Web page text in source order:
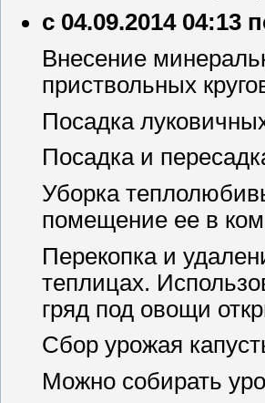
с 04.09.2014 04:13
Внесение
приствольных
Посадка
Посадка и
Уборка
помещение ее в
Перекопка и
теплицах.
гряд под овощи
Сбор урожая
Можно собирать